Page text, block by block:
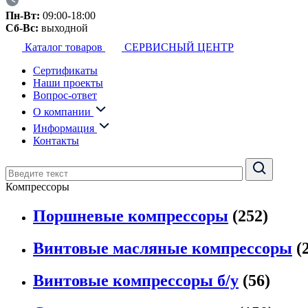
Пн-Вт: 09:00-18:00
Сб-Вс: выходной
Каталог товаров
СЕРВИСНЫЙ ЦЕНТР
Сертификаты
Наши проекты
Вопрос-ответ
О компании
Информация
Контакты
Компрессоры
Поршневые компрессоры (252)
Винтовые масляные компрессоры
Винтовые компрессоры б/у (56)